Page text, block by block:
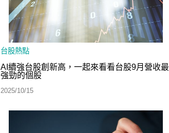
台股熱點
AI續強台股創新高，一起來看看台股9月營收最
強勁的個股
2025/10/15